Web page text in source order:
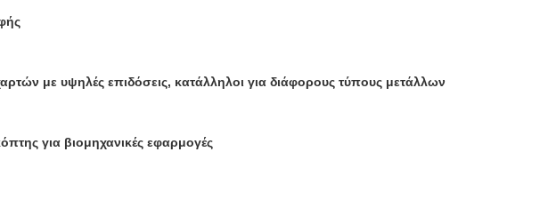
με υψηλές επιδόσεις, κατάλληλοι για διάφορους τύπους μετάλλων
για βιομηχανικές εφαρμογές